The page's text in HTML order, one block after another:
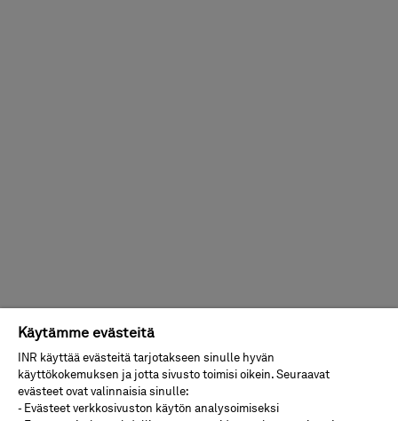
Käytämme evästeitä
INR käyttää evästeitä tarjotakseen sinulle hyvän
käyttökokemuksen ja jotta sivusto toimisi oikein. Seuraavat
evästeet ovat valinnaisia sinulle:
- Evästeet verkkosivuston käytön analysoimiseksi